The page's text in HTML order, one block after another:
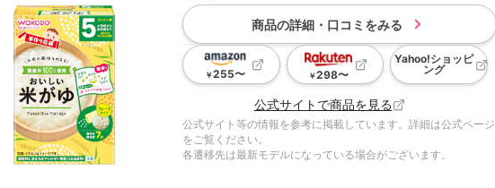
商品の詳細・口コミをみる
￥255〜 ￥298〜
Yahoo!ショッピ
ング
公式サイトで商品を見る
公式サイト等の情報を参考に掲載しています。詳細は公式ページ
をご覧ください。
各遷移先は最新モデルになっている場合がございます。